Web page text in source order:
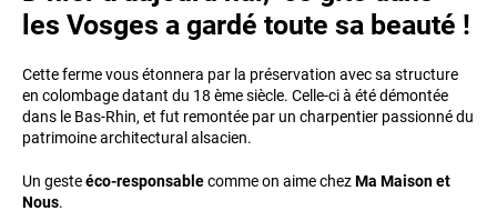
les Vosges a gardé toute sa beauté !
Cette ferme vous étonnera par la préservation avec sa structure
en colombage datant du 18 ème siècle. Celle-ci à été démontée
dans le Bas-Rhin, et fut remontée par un charpentier passionné du
patrimoine architectural alsacien.
Un gesteéco-responsablecomme on aime chezMa Maison et
Nous.